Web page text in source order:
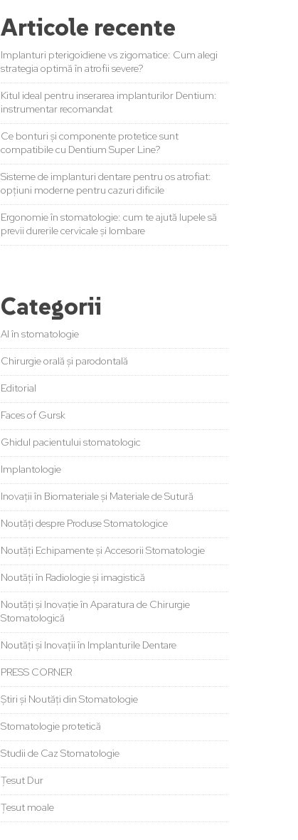
Articole recente
Implanturi pterigoidiene vs zigomatice: Cum alegi
strategia optimă în atrofii severe?
Kitul ideal pentru inserarea implanturilor Dentium:
instrumentar recomandat
Ce bonturi și componente protetice sunt
compatibile cu Dentium Super Line?
Sisteme de implanturi dentare pentru os atrofiat:
opțiuni moderne pentru cazuri dificile
Ergonomie în stomatologie: cum te ajută lupele să
previi durerile cervicale și lombare
Categorii
AI în stomatologie
Chirurgie orală și parodontală
Editorial
Faces of Gursk
Ghidul pacientului stomatologic
Implantologie
Inovații în Biomateriale și Materiale de Sutură
Noutăți despre Produse Stomatologice
Noutăți Echipamente și Accesorii Stomatologie
Noutăți în Radiologie și imagistică
Noutăți și Inovație în Aparatura de Chirurgie
Stomatologică
Noutăți și Inovații în Implanturile Dentare
PRESS CORNER
Știri și Noutăți din Stomatologie
Stomatologie protetică
Studii de Caz Stomatologie
Țesut Dur
Țesut moale